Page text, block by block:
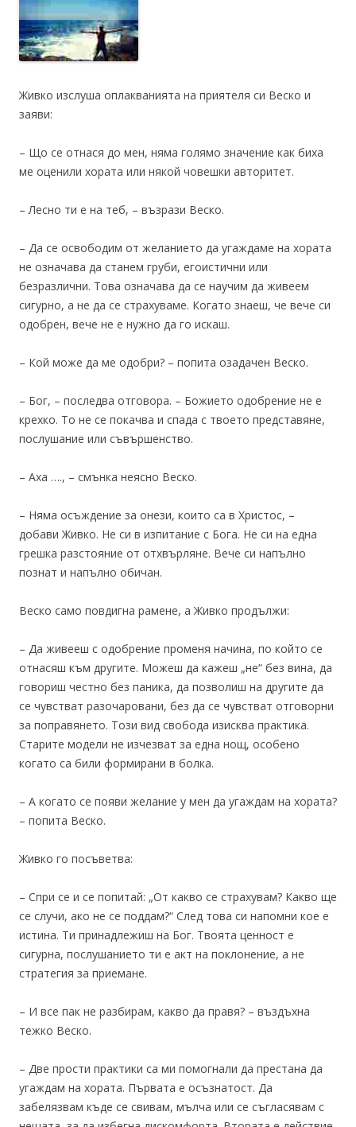
Живко изслуша оплакванията на приятеля си Веско и
заяви:
– Що се отнася до мен, няма голямо значение как биха
ме оценили хората или някой човешки авторитет.
– Лесно ти е на теб, – възрази Веско.
– Да се ​​освободим от желанието да угаждаме на хората
не означава да станем груби, егоистични или
безразлични. Това означава да се научим да живеем
сигурно, а не да се страхуваме. Когато знаеш, че вече си
одобрен, вече не е нужно да го искаш.
– Кой може да ме одобри? – попита озадачен Веско.
– Бог, – последва отговора. – Божието одобрение не е
крехко. То не се покачва и спада с твоето представяне,
послушание или съвършенство.
– Аха …., – смънка неясно Веско.
– Няма осъждение за онези, които са в Христос, –
добави Живко. Не си в изпитание с Бога. Не си на една
грешка разстояние от отхвърляне. Вече си напълно
познат и напълно обичан.
Веско само повдигна рамене, а Живко продължи:
– Да живееш с одобрение променя начина, по който се
отнасяш към другите. Можеш да кажеш „не“ без вина, да
говориш честно без паника, да позволиш на другите да
се чувстват разочаровани, без да се чувстват отговорни
за поправянето. Този вид свобода изисква практика.
Старите модели не изчезват за една нощ, особено
когато са били формирани в болка.
– А когато се появи желание у мен да угаждам на хората?
– попита Веско.
Живко го посъветва:
– Спри се и се попитай: „От какво се страхувам? Какво ще
се случи, ако не се поддам?“ След това си напомни кое е
истина. Ти принадлежиш на Бог. Твоята ценност е
сигурна, послушанието ти е акт на поклонение, а не
стратегия за приемане.
– И все пак не разбирам, какво да правя? – въздъхна
тежко Веско.
– Две прости практики са ми помогнали да престана да
угаждам на хората. Първата е осъзнатост. Да
забелязвам къде се свивам, мълча или се съгласявам с